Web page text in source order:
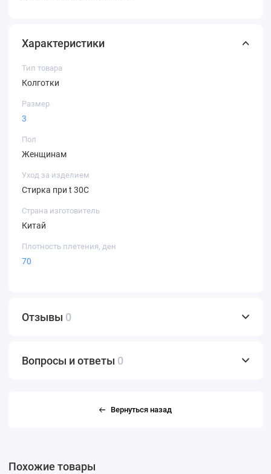
Характеристики
Тип товара
Колготки
Размер
3
Пол
Женщинам
Уход за изделием
Стирка при t 30С
Страна изготовитель
Китай
Плотность плетения, ден
70
Отзывы 0
Вопросы и ответы 0
Вернуться назад
Похожие товары